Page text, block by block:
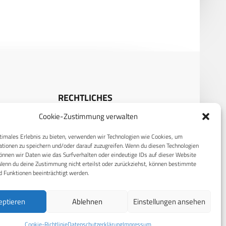
Cookie-Zustimmung verwalten
Erlebnis zu bieten, verwenden wir Technologien wie Cookies, um
zu speichern und/oder darauf zuzugreifen. Wenn du diesen Technologien
wir Daten wie das Surfverhalten oder eindeutige IDs auf dieser Website
du deine Zustimmung nicht erteilst oder zurückziehst, können bestimmte
Funktionen beeinträchtigt werden.
Ablehnen Einstellungen ansehen
RECHTLICHES
Datenschutzerklärung
Cookie-Richtlinie (EU)
AGB
Compliance